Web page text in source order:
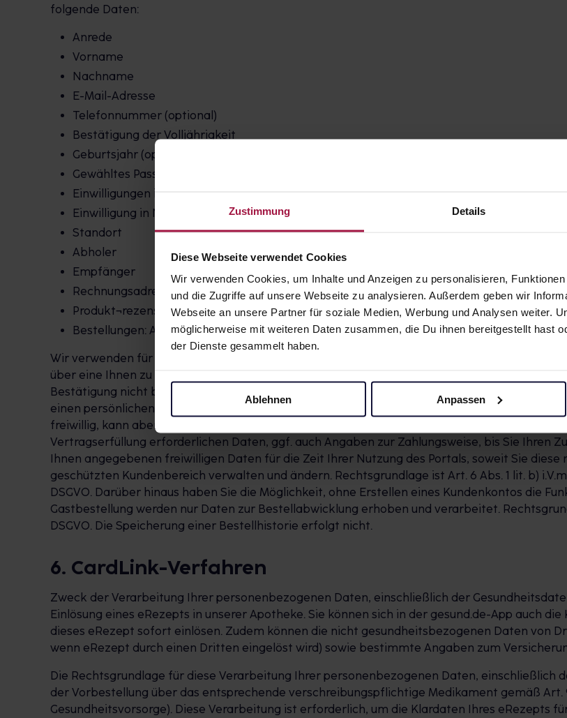
Zustimmung Details
Diese Webseite verwendet Cookies
Wir verwenden Cookies, um Inhalte und Anzeigen zu personalisieren,
und die Zugriffe auf unsere Webseite zu analysieren. Außerdem geben wir
Webseite an unsere Partner für soziale Medien, Werbung und Analysen weiter.
möglicherweise mit weiteren Daten zusammen, die Du ihnen bereitgestellt hast
der Dienste gesammelt haben.
Ablehnen Anpassen
folgende Daten:
Anrede
Vorname
Nachname
E-Mail-Adresse
Telefonnummer (optional)
Bestätigung der Volljährigkeit
Geburtsjahr (optional)
Gewähltes Passwort
Einwilligungen in Speicherung und Verarbeitung von Gesundheitsdaten (teilweise optional)
Einwilligung in Newsletter und Mailings (optional)
Standort
Abholer
Empfänger
Rechnungsadresse
Produkt¬rezensionen
Bestellungen: Abholer, Abholnummer, Kontakt, Zahlungsart
Wir verwenden für die Registrierung das sog. Double-opt-in-Verfahren, d. h. Ihre
über eine Ihnen zu diesem Zweck zugesandte Bestätigungs-E-Mail durch Klick auf den
Bestätigung nicht binnen 7 Tagen erfolgt, wird Ihre Anmeldung automatisch aus unserer
einen persönlichen, passwortgeschützten Zugang und können die von Ihnen hinterlegten
freiwillig, kann aber Voraussetzung sein, um unsere Dienste in Anspruch zu nehmen. Wenn
Vertragserfüllung erforderlichen Daten, ggf. auch Angaben zur Zahlungsweise, bis Sie Ihren
Ihnen angegebenen freiwilligen Daten für die Zeit Ihrer Nutzung des Portals, soweit Sie diese
geschützten Kundenbereich verwalten und ändern. Rechtsgrundlage ist Art. 6 Abs. 1 lit. b)
DSGVO. Darüber hinaus haben Sie die Möglichkeit, ohne Erstellen eines Kundenkontos die
Gastbestellung werden nur Daten zur Bestellabwicklung erhoben und verarbeitet.
DSGVO. Die Speicherung einer Bestellhistorie erfolgt nicht.
6. CardLink-Verfahren
Zweck der Verarbeitung Ihrer personenbezogenen Daten, einschließlich der
Einlösung eines eRezepts in unserer Apotheke. Sie können sich in der gesund.de-App auch
dieses eRezept sofort einlösen. Zudem können die nicht gesundheitsbezogenen Daten von
wenn eRezept durch einen Dritten eingelöst wird) sowie bestimmte Angaben zum
Die Rechtsgrundlage für diese Verarbeitung Ihrer personenbezogenen Daten, einschließlich
der Vorbestellung über das entsprechende verschreibungspflichtige Medikament gemäß Art.
Gesundheitsvorsorge). Diese Verarbeitung ist erforderlich, um die Klardaten Ihres eRezepts